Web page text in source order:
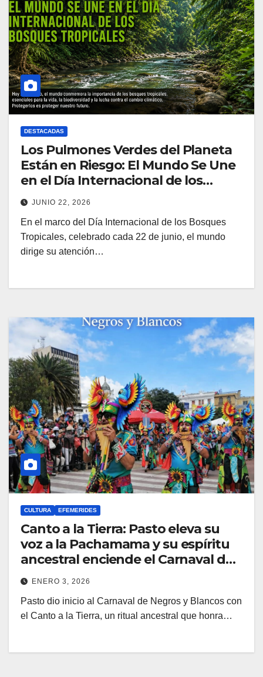
DESTACADAS
Los Pulmones Verdes del Planeta
Están en Riesgo: El Mundo Se Une
en el Día Internacional de los
Bosques Tropicales
JUNIO 22, 2026
En el marco del Día Internacional de los Bosques
Tropicales, celebrado cada 22 de junio, el mundo
dirige su atención…
CULTURA EFEMERIDES
Canto a la Tierra: Pasto eleva su
voz a la Pachamama y su espíritu
ancestral enciende el Carnaval de
Negros y Blancos
ENERO 3, 2026
Pasto dio inicio al Carnaval de Negros y Blancos con
el Canto a la Tierra, un ritual ancestral que honra…